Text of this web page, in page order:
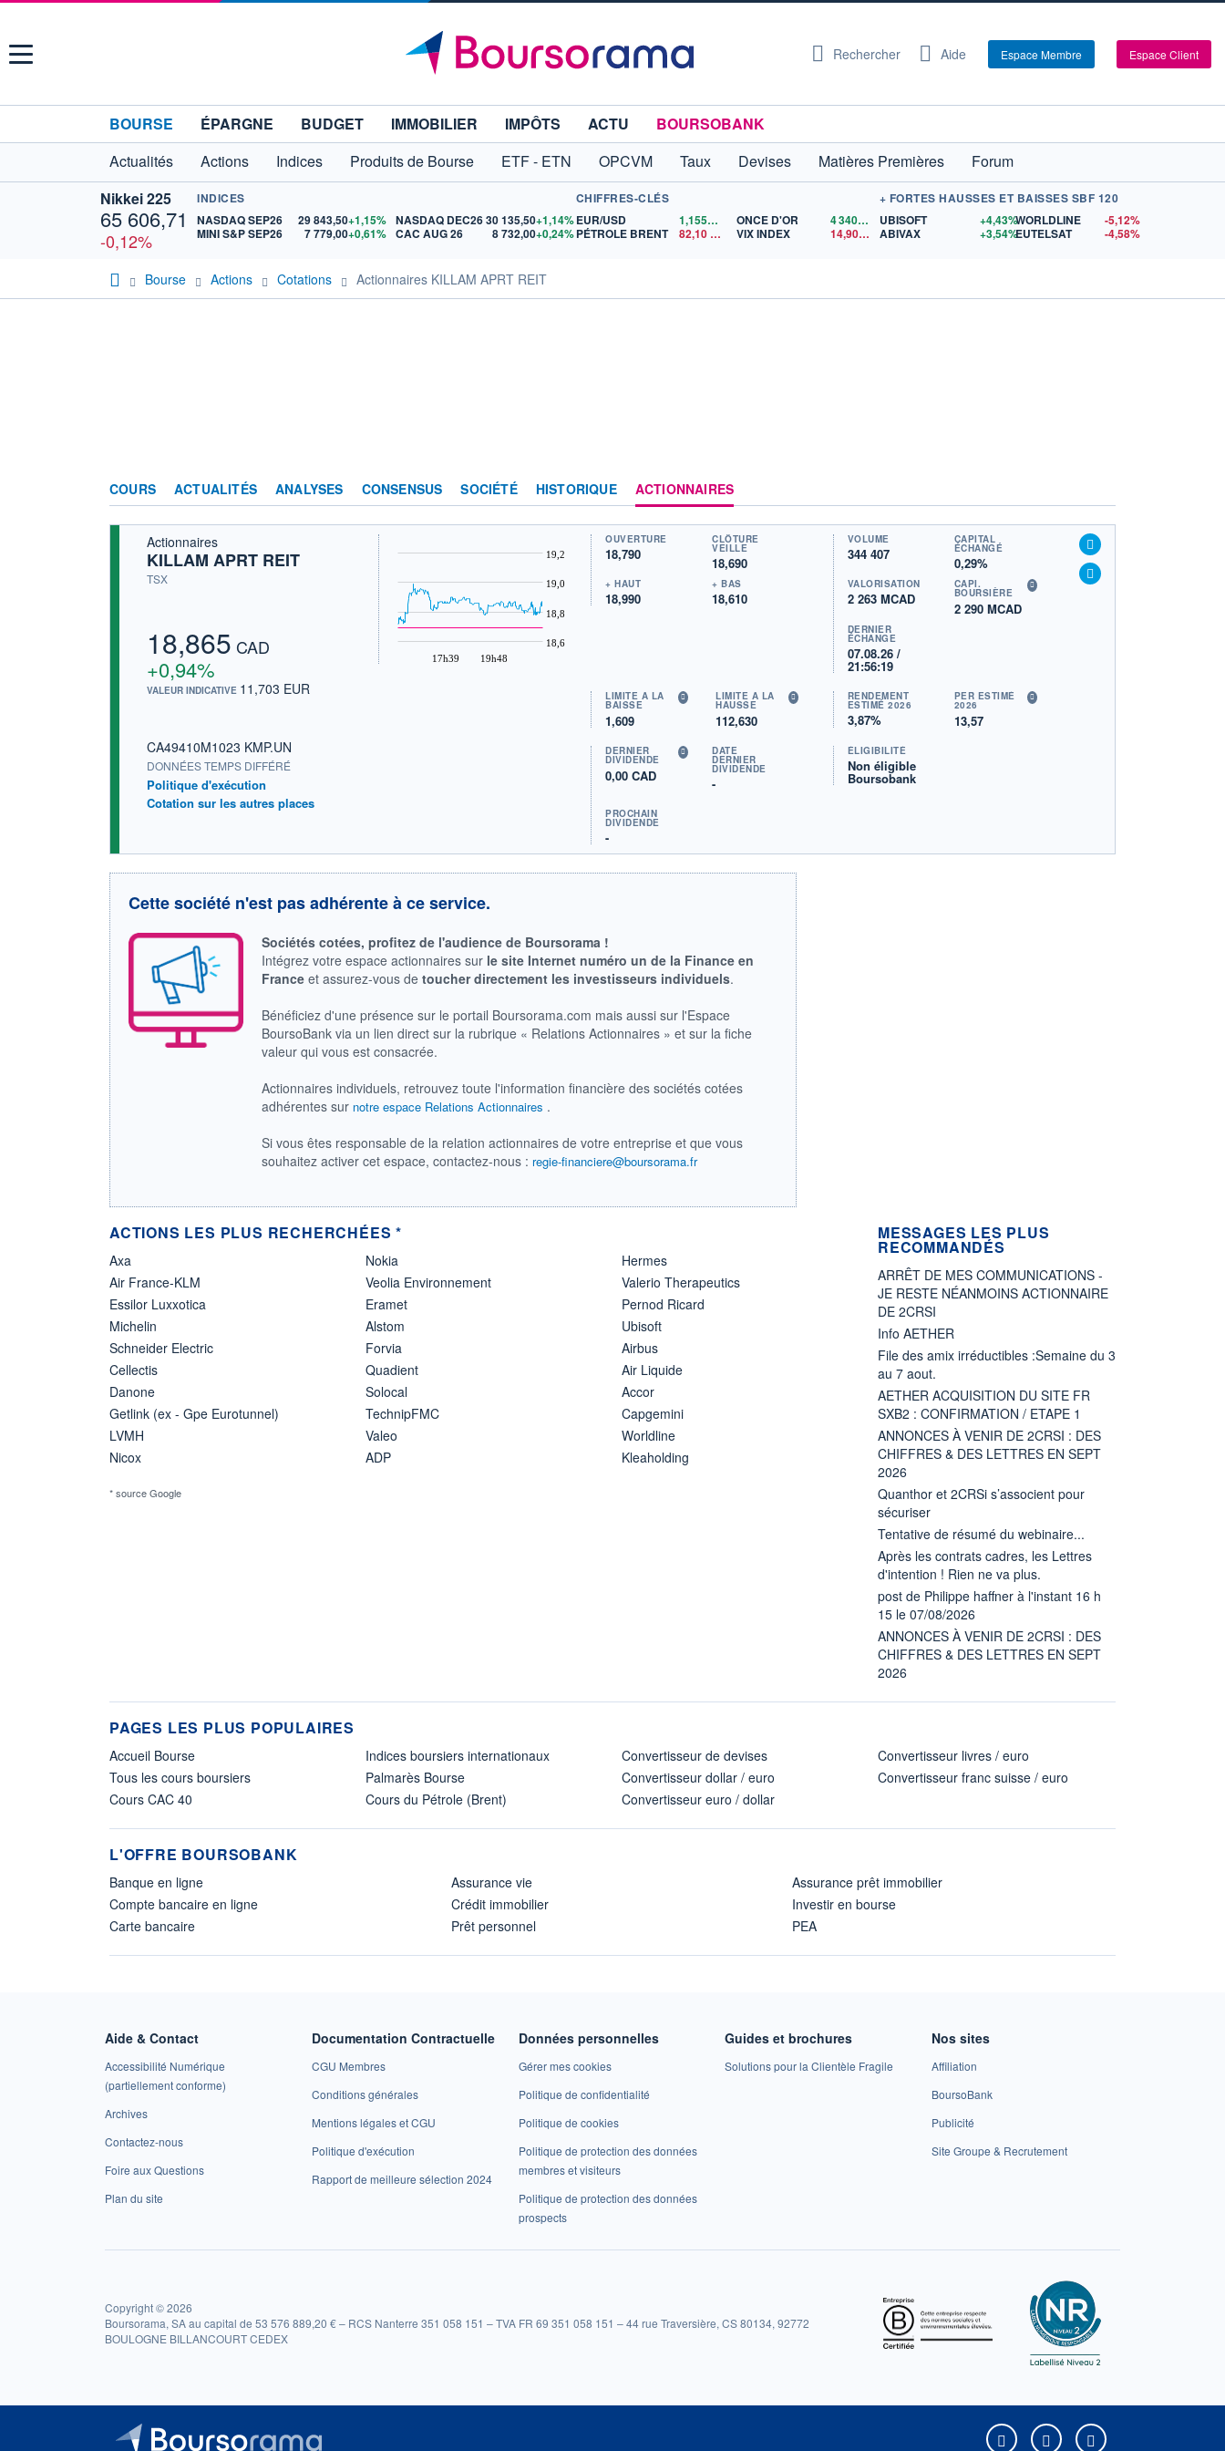
Menu Rechercher Aide Espace Membre Espace Client
BOURSE ÉPARGNE BUDGET IMMOBILIER IMPÔTS ACTU
BOURSOBANK
Actualités
Actions Indices Produits de Bourse ETF - ETN OPCVM Taux Devises Matières Premières
Forum
Nikkei 225
65 606,71
-0,12%
INDICES
NASDAQ SEP26
29 843,50+1,15%
MINI S&P SEP26
7 779,00+0,61%
NASDAQ DEC2630 135,50+1,14%
CAC AUG 26
8 732,00+0,24%
CHIFFRES-CLÉS
EUR/USD
1,1559$US
PÉTROLE BRENT
82,10$US
ONCE D'OR 4 340,17
$US
VIX INDEX
14,90
$US
+ FORTES HAUSSES ET BAISSES SBF 120
UBISOFT
+4,43%
ABIVAX
+3,54%
WORLDLINE
-5,12%
EUTELSAT
-4,58%
Bourse Actions Cotations Actionnaires KILLAM APRT REIT
COURS ACTUALITÉS ANALYSES CONSENSUS SOCIÉTÉ HISTORIQUE ACTIONNAIRES
Actionnaires
KILLAM APRT REIT
TSX
18,865 CAD
+0,94%
VALEUR INDICATIVE 11,703 EUR
CA49410M1023 KMP.UN
DONNÉES TEMPS DIFFÉRÉ
Politique d'exécution
Cotation sur les autres places
17h39 19h48
18,6
18,8
19,0
19,2
OUVERTURE
18,790
CLÔTURE
VEILLE
18,690
+ HAUT
18,990
+ BAS
18,610
VOLUME
344 407
CAPITAL
ÉCHANGÉ
0,29%
VALORISATION
2 263 MCAD
CAPI.
BOURSIÈRE
2 290 MCAD
DERNIER
ÉCHANGE
07.08.26 /
21:56:19
LIMITE À LA
BAISSE
1,609
LIMITE À LA
HAUSSE
112,630
RENDEMENT
ESTIMÉ 2026
3,87%
PER ESTIMÉ
2026
13,57
DERNIER
DIVIDENDE
0,00 CAD
DATE
DERNIER
DIVIDENDE
-
PROCHAIN
DIVIDENDE
-
ÉLIGIBILITÉ
Non éligible
Boursobank
Cette société n'est pas adhérente à ce service.
Sociétés cotées, profitez de l'audience de Boursorama !
Intégrez votre espace actionnaires sur le site Internet numéro un de la Finance en
France et assurez-vous detoucher directement les investisseurs individuels.
Bénéficiez d'une présence sur le portail Boursorama.com mais aussi sur l'Espace
BoursoBank via un lien direct sur la rubrique « Relations Actionnaires » et sur la fiche
valeur qui vous est consacrée.
Actionnaires individuels, retrouvez toute l'information financière des sociétés cotées
adhérentes sur notre espace Relations Actionnaires .
Si vous êtes responsable de la relation actionnaires de votre entreprise et que vous
souhaitez activer cet espace, contactez-nous : regie-financiere@boursorama.fr
ACTIONS LES PLUS RECHERCHÉES *
Axa
Air France-KLM
Essilor Luxxotica
Michelin
Schneider Electric
Cellectis
Danone
Getlink (ex - Gpe Eurotunnel)
LVMH
Nicox
Nokia
Veolia Environnement
Eramet
Alstom
Forvia
Quadient
Solocal
TechnipFMC
Valeo
ADP
Hermes
Valerio Therapeutics
Pernod Ricard
Ubisoft
Airbus
Air Liquide
Accor
Capgemini
Worldline
Kleaholding
* source Google
MESSAGES LES PLUS
RECOMMANDÉS
ARRÊT DE MES COMMUNICATIONS -
JE RESTE NÉANMOINS ACTIONNAIRE
DE 2CRSI
Info AETHER
File des amix irréductibles :Semaine du 3
au 7 aout.
AETHER ACQUISITION DU SITE FR
SXB2 : CONFIRMATION / ETAPE 1
ANNONCES À VENIR DE 2CRSI : DES
CHIFFRES & DES LETTRES EN SEPT
2026
Quanthor et 2CRSi s’associent pour
sécuriser
Tentative de résumé du webinaire...
Après les contrats cadres, les Lettres
d'intention ! Rien ne va plus.
post de Philippe haffner à l'instant 16 h
15 le 07/08/2026
ANNONCES À VENIR DE 2CRSI : DES
CHIFFRES & DES LETTRES EN SEPT
2026
PAGES LES PLUS POPULAIRES
Accueil Bourse
Tous les cours boursiers
Cours CAC 40
Indices boursiers internationaux
Palmarès Bourse
Cours du Pétrole (Brent)
Convertisseur de devises
Convertisseur dollar / euro
Convertisseur euro / dollar
Convertisseur livres / euro
Convertisseur franc suisse / euro
L'OFFRE BOURSOBANK
Banque en ligne
Compte bancaire en ligne
Carte bancaire
Assurance vie
Crédit immobilier
Prêt personnel
Assurance prêt immobilier
Investir en bourse
PEA
Aide & Contact
Accessibilité Numérique
(partiellement conforme)
Archives
Contactez-nous
Foire aux Questions
Plan du site
Documentation Contractuelle
CGU Membres
Conditions générales
Mentions légales et CGU
Politique d'exécution
Rapport de meilleure sélection 2024
Données personnelles
Gérer mes cookies
Politique de confidentialité
Politique de cookies
Politique de protection des données
membres et visiteurs
Politique de protection des données
prospects
Guides et brochures
Solutions pour la Clientèle Fragile
Nos sites
Affiliation
BoursoBank
Publicité
Site Groupe & Recrutement
Copyright © 2026
Boursorama, SA au capital de 53 576 889,20 € – RCS Nanterre 351 058 151 – TVA FR 69 351 058 151 – 44 rue Traversière, CS 80134, 92772
BOULOGNE BILLANCOURT CEDEX
Boursorama sur Facebook
Boursorama sur X
Boursorama sur